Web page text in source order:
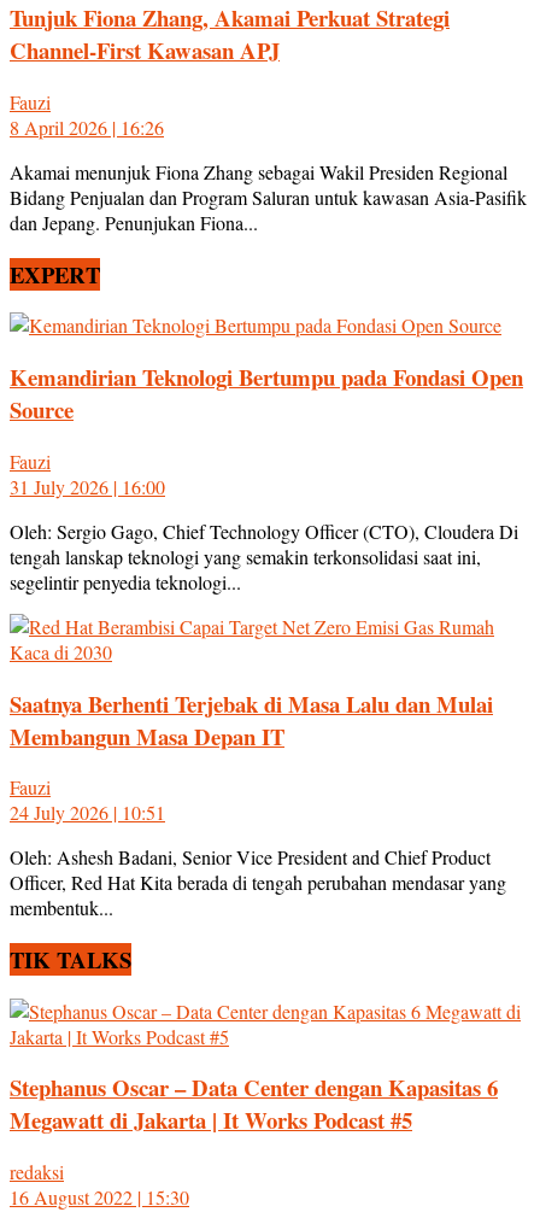
Tunjuk Fiona Zhang, Akamai Perkuat Strategi
Channel-First Kawasan APJ
Fauzi
8 April 2026 | 16:26
Akamai menunjuk Fiona Zhang sebagai Wakil Presiden Regional
Bidang Penjualan dan Program Saluran untuk kawasan Asia-Pasifik
dan Jepang. Penunjukan Fiona...
EXPERT
Kemandirian Teknologi Bertumpu pada Fondasi Open
Source
Fauzi
31 July 2026 | 16:00
Oleh: Sergio Gago, Chief Technology Officer (CTO), Cloudera Di
tengah lanskap teknologi yang semakin terkonsolidasi saat ini,
segelintir penyedia teknologi...
Saatnya Berhenti Terjebak di Masa Lalu dan Mulai
Membangun Masa Depan IT
Fauzi
24 July 2026 | 10:51
Oleh: Ashesh Badani, Senior Vice President and Chief Product
Officer, Red Hat Kita berada di tengah perubahan mendasar yang
membentuk...
TIK TALKS
Stephanus Oscar – Data Center dengan Kapasitas 6
Megawatt di Jakarta | It Works Podcast #5
redaksi
16 August 2022 | 15:30